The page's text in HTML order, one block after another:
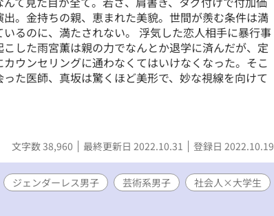
出。金持ちの親、恵まれた美貌。世間が羨む条件は満
いるのに、満たされない。 浮気した恋人相手に暴行事
こした雨宮薫は親の力でなんとか退学に済んだが、定
カウンセリングに通わなくてはいけなくなった。そこ
った医師、真坂は驚くほど美形で、妙な視線を向けて
文字数 38,960 最終更新日 2022.10.31 登録日 2022.10.19
ジェンダーレス男子 芸術系男子
社会人×大学生